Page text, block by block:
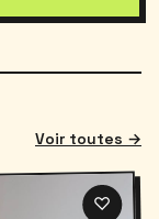
Voir toutes →
♡